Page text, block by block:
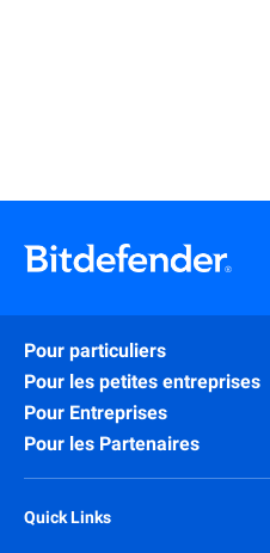
Pour particuliers
Pour les petites entreprises
Pour Entreprises
Pour les Partenaires
Quick Links